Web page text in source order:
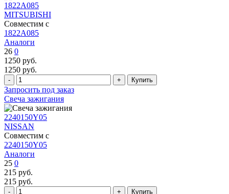
1822A085
MITSUBISHI
Совместим с
1822A085
Аналоги
26 0
1250 руб.
1250 руб.
Запросить под заказ
Свеча зажигания
2240150Y05
NISSAN
Совместим с
2240150Y05
Аналоги
25 0
215 руб.
215 руб.